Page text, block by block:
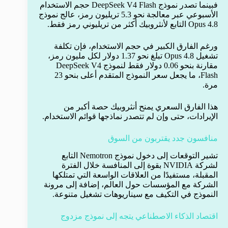
فبينما تصدر نموذج DeepSeek V4 Flash حجم الاستخدام
الأسبوعي عبر معالجة نحو 5.3 تريليون رمز، عالج نموذج
Opus 4.8 التابع لأنثروبيك أكثر من تريليوني رمز فقط.
ورغم الفارق الكبير في حجم الاستخدام، فإن تكلفة
تشغيل Opus 4.8 تبلغ نحو 1.37 دولار لكل مليون رمز،
مقارنة بنحو 0.06 دولار فقط لنموذج DeepSeek V4
Flash، ما يجعل سعر النموذج المتقدم أعلى بنحو 23
مرة.
هذا الفارق السعري يمنح أنثروبيك حصة أكبر من
الإيرادات، حتى وإن لم تتصدر نماذجها قوائم الاستخدام.
منافسون جدد يقتربون من السوق
تشير التوقعات إلى دخول نموذج Nemotron التابع
لشركة NVIDIA بقوة إلى المنافسة خلال الفترة
المقبلة، مستفيدًا من العلاقات الواسعة التي تمتلكها
الشركة مع المؤسسات حول العالم، إضافة إلى مرونة
النموذج في التكيف مع سيناريوهات تشغيل متنوعة.
اقتصاد الذكاء الاصطناعي يتجه إلى نموذج مزدوج